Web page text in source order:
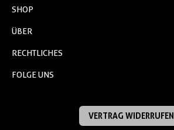
SHOP
ÜBER
RECHTLICHES
FOLGE UNS
VERTRAG WIDERRUFEN